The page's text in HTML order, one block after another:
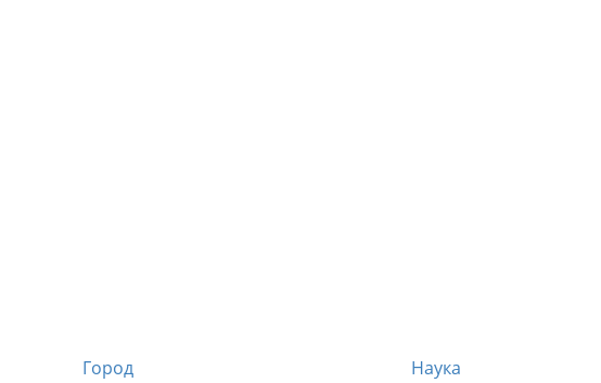
Город Наука